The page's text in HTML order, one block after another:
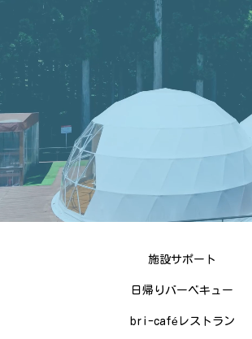
施設サポート
日帰りバーベキュー
bri-caféレストラン